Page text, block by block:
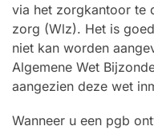
via het zorgkantoor te
zorg (Wlz). Het is
niet kan worden
Algemene Wet
aangezien deze wet
Wanneer u een pgb